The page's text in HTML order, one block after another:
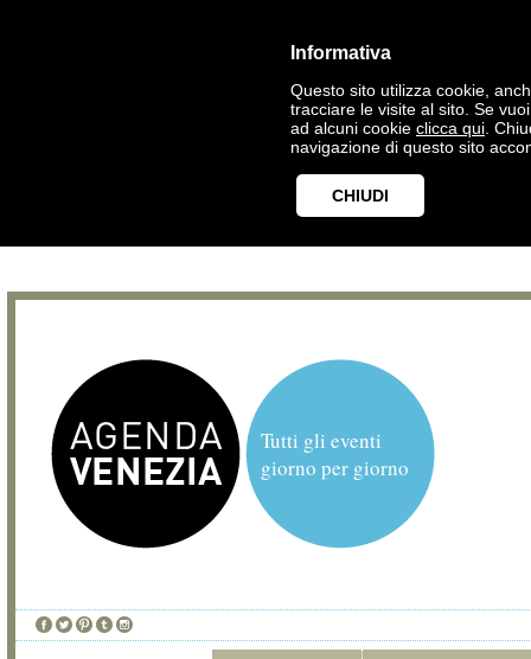
Informativa
Questo sito utilizza cookie,
tracciare le visite al sito. Se
ad alcuni cookie clicca qui .
navigazione di questo sito
CHIUDI
Tutti gli eventi
giorno per giorno